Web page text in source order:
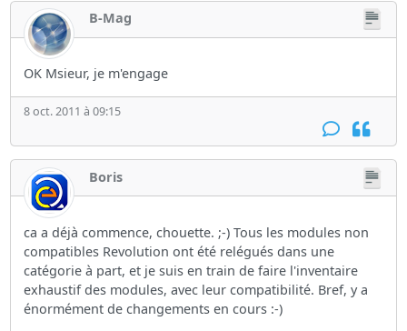
B-Mag
OK Msieur, je m'engage
8 oct. 2011 à 09:15
Boris
ca a déjà commence, chouette. ;-) Tous les modules non
compatibles Revolution ont été relégués dans une
catégorie à part, et je suis en train de faire l'inventaire
exhaustif des modules, avec leur compatibilité. Bref, y a
énormément de changements en cours :-)